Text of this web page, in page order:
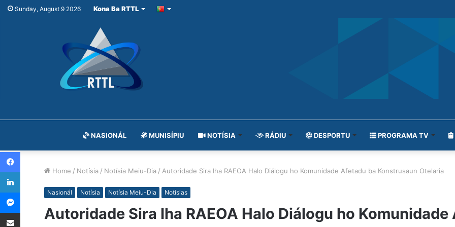
Sunday, August 9 2026 Kona Ba RTTL
NASIONÁL MUNISÍPIU NOTÍSIA RÁDIU DESPORTU PROGRAMA TV
Home / Notísia / Notísia Meiu-Dia / Autoridade Sira Iha RAEOA Halo Diálogu ho Komunidade Afetadu ba Konstrusaun Otelaria
Nasionál Notísia Notísia Meiu-Dia Notisias
Autoridade Sira Iha RAEOA Halo Diálogu ho
Facebook
LinkedIn
Messenger